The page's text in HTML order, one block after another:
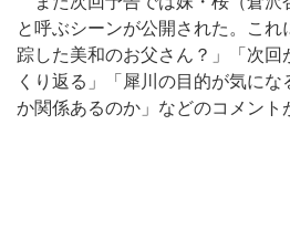
と呼ぶシーンが公開された。こ
踪した美和のお父さん？」「次回
くり返る」「犀川の目的が気に
か関係あるのか」などのコメント